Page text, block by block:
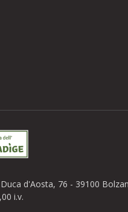
d'Aosta, 76 - 39100
i.v.